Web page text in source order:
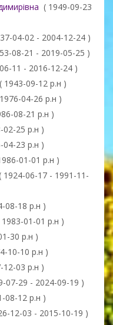
( 1949-09-23
04-02 - 2004-12-24 )
08-21 - 2019-05-25 )
11 - 2016-12-24 )
( 1943-09-12 р.н )
04-26 р.н )
08-21 р.н )
02-25 р.н )
04-23 р.н )
01-01 р.н )
1924-06-17 - 1991-11-
08-18 р.н )
1983-01-01 р.н )
30 р.н )
10-10 р.н )
12-03 р.н )
07-29 - 2024-09-19 )
08-12 р.н )
12-03 - 2015-10-19 )